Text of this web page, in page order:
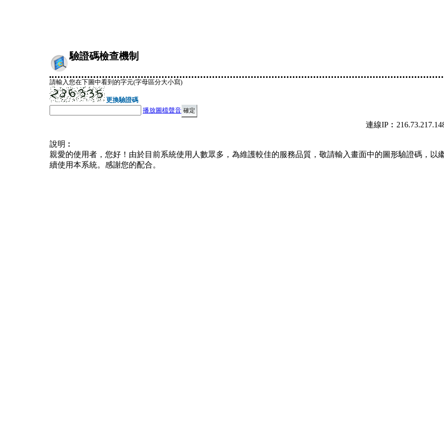
驗證碼檢查機制
請輸入您在下圖中看到的字元(字母區分大小寫)
更換驗證碼
播放圖檔聲音
連線
說明︰
親愛的使用者，您好！由於目前系統使用人數眾多，為維護較佳的服務品質，敬請輸入畫面中的圖形驗證碼，以
續使用本系統。感謝您的配合。